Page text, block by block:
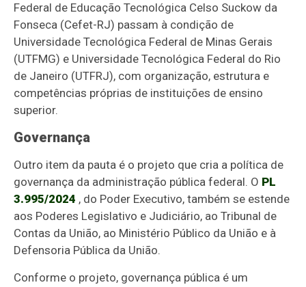
Federal de Educação Tecnológica Celso Suckow da
Fonseca (Cefet-RJ) passam à condição de
Universidade Tecnológica Federal de Minas Gerais
(UTFMG) e Universidade Tecnológica Federal do Rio
de Janeiro (UTFRJ), com organização, estrutura e
competências próprias de instituições de ensino
superior.
Governança
Outro item da pauta é o projeto que cria a política de
governança da administração pública federal. O PL
3.995/2024 , do Poder Executivo, também se estende
aos Poderes Legislativo e Judiciário, ao Tribunal de
Contas da União, ao Ministério Público da União e à
Defensoria Pública da União.
Conforme o projeto, governança pública é um